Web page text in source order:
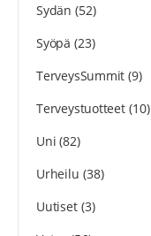
Sydän (52)
Syöpä (23)
TerveysSummit (9)
Terveystuotteet(10)
Uni (82)
Urheilu (38)
Uutiset(3)